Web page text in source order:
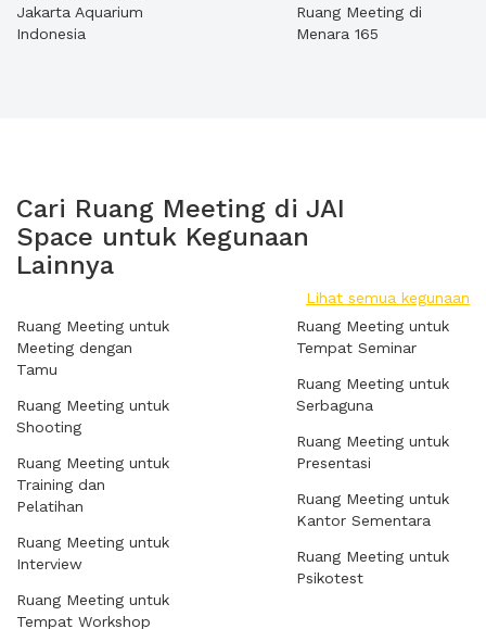
Jakarta Aquarium
Indonesia
Ruang Meeting di
Menara 165
Cari Ruang Meeting di JAI
Space untuk Kegunaan
Lainnya
Lihat semua kegunaan
Ruang Meeting untuk
Meeting dengan
Tamu
Ruang Meeting untuk
Shooting
Ruang Meeting untuk
Training dan
Pelatihan
Ruang Meeting untuk
Interview
Ruang Meeting untuk
Tempat Workshop
Ruang Meeting untuk
Tempat Seminar
Ruang Meeting untuk
Serbaguna
Ruang Meeting untuk
Presentasi
Ruang Meeting untuk
Kantor Sementara
Ruang Meeting untuk
Psikotest